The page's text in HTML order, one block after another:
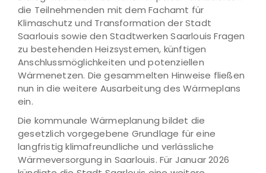
die Teilnehmenden mit dem Fachamt für
Klimaschutz und Transformation der Stadt
Saarlouis sowie den Stadtwerken Saarlouis Fragen
zu bestehenden Heizsystemen, künftigen
Anschlussmöglichkeiten und potenziellen
Wärmenetzen. Die gesammelten Hinweise fließen
nun in die weitere Ausarbeitung des Wärmeplans
ein.
Die kommunale Wärmeplanung bildet die
gesetzlich vorgegebene Grundlage für eine
langfristig klimafreundliche und verlässliche
Wärmeversorgung in Saarlouis. Für Januar 2026